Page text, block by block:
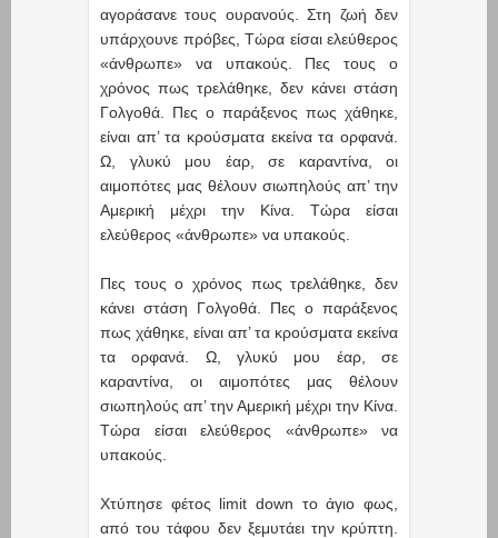
αγοράσανε τους ουρανούς. Στη ζωή δεν
υπάρχουνε πρόβες, Τώρα είσαι ελεύθερος
«άνθρωπε» να υπακούς. Πες τους ο
χρόνος πως τρελάθηκε, δεν κάνει στάση
Γολγοθά. Πες ο παράξενος πως χάθηκε,
είναι απ’ τα κρούσματα εκείνα τα ορφανά.
Ω, γλυκύ μου έαρ, σε καραντίνα, οι
αιμοπότες μας θέλουν σιωπηλούς απ’ την
Αμερική μέχρι την Κίνα. Tώρα είσαι
ελεύθερος «άνθρωπε» να υπακούς.
Πες τους ο χρόνος πως τρελάθηκε, δεν
κάνει στάση Γολγοθά. Πες ο παράξενος
πως χάθηκε, είναι απ’ τα κρούσματα εκείνα
τα ορφανά. Ω, γλυκύ μου έαρ, σε
καραντίνα, οι αιμοπότες μας θέλουν
σιωπηλούς απ’ την Αμερική μέχρι την Κίνα.
Tώρα είσαι ελεύθερος «άνθρωπε» να
υπακούς.
Χτύπησε φέτος limit down το άγιο φως,
από του τάφου δεν ξεμυτάει την κρύπτη.